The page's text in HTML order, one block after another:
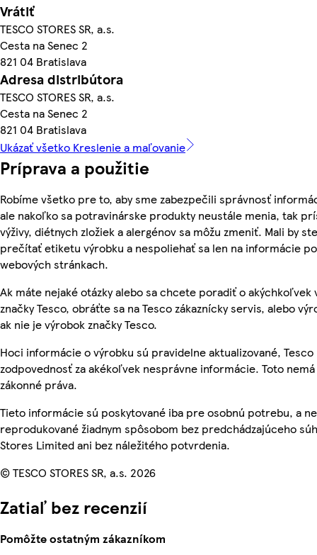
Vrátiť
TESCO STORES SR, a.s.
Cesta na Senec 2
821 04 Bratislava
Adresa distribútora
TESCO STORES SR, a.s.
Cesta na Senec 2
821 04 Bratislava
Ukázať všetko Kreslenie a maľovanie
Príprava a použitie
Robíme všetko pre to, aby sme zabezpečili správnosť
ale nakoľko sa potravinárske produkty neustále menia, tak
výživy, diétnych zložiek a alergénov sa môžu zmeniť. Mali by
prečítať etiketu výrobku a nespoliehať sa len na informácie
webových stránkach.
Ak máte nejaké otázky alebo sa chcete poradiť o akýchkoľvek
značky Tesco, obráťte sa na Tesco zákaznícky servis, alebo
ak nie je výrobok značky Tesco.
Hoci informácie o výrobku sú pravidelne aktualizované, Tesco
zodpovednosť za akékoľvek nesprávne informácie. Toto nemá
zákonné práva.
Tieto informácie sú poskytované iba pre osobnú potrebu, a
reprodukované žiadnym spôsobom bez predchádzajúceho
Stores Limited ani bez náležitého potvrdenia.
© TESCO STORES SR, a.s. 2026
Zatiaľ bez recenzií
Pomôžte ostatným zákazníkom